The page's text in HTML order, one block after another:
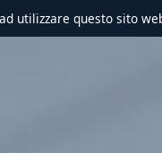
utilizzare questo sito